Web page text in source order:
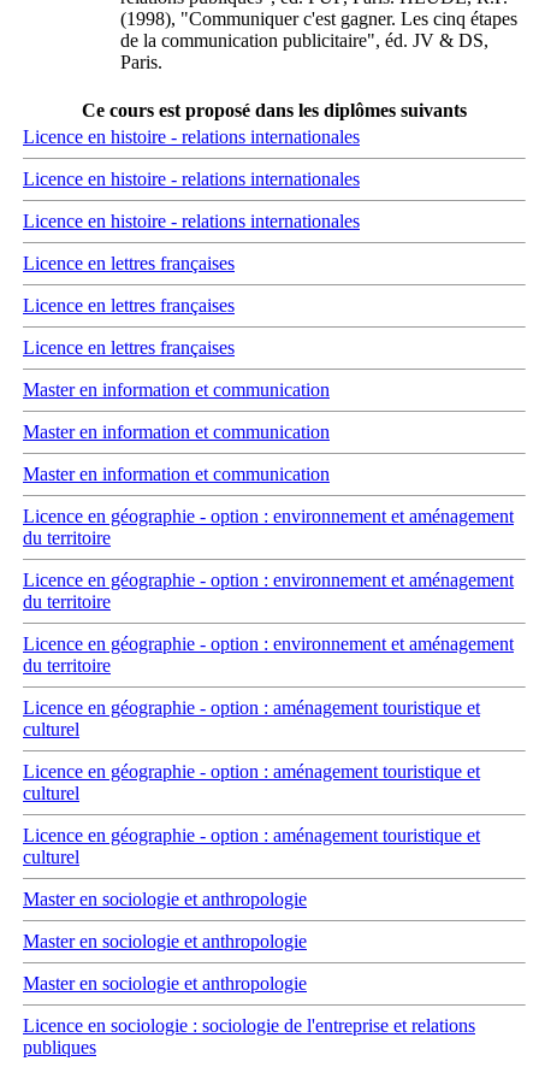
(1998), "Communiquer c'est gagner. Les cinq étapes
de la communication publicitaire", éd. JV & DS,
Paris.
Ce cours est proposé dans les diplômes suivants
Licence en histoire - relations internationales
Licence en histoire - relations internationales
Licence en histoire - relations internationales
Licence en lettres françaises
Licence en lettres françaises
Licence en lettres françaises
Master en information et communication
Master en information et communication
Master en information et communication
Licence en géographie - option : environnement et aménagement
du territoire
Licence en géographie - option : environnement et aménagement
du territoire
Licence en géographie - option : environnement et aménagement
du territoire
Licence en géographie - option : aménagement touristique et
culturel
Licence en géographie - option : aménagement touristique et
culturel
Licence en géographie - option : aménagement touristique et
culturel
Master en sociologie et anthropologie
Master en sociologie et anthropologie
Master en sociologie et anthropologie
Licence en sociologie : sociologie de l'entreprise et relations
publiques